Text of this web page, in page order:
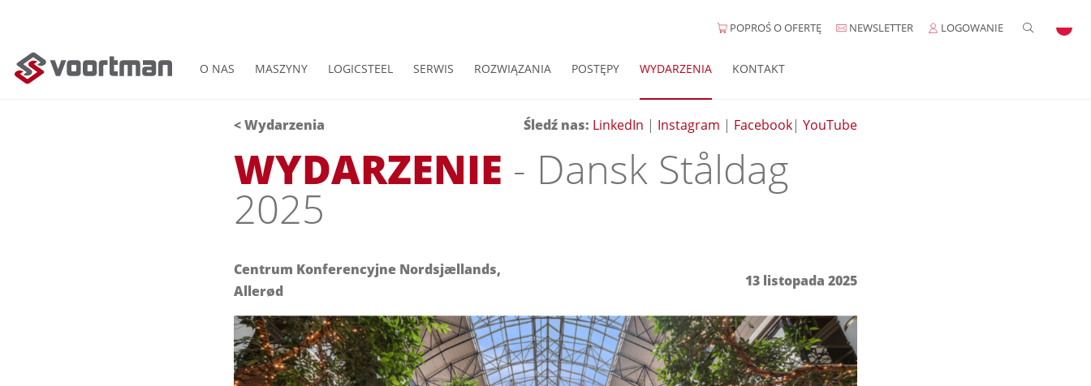
POPROŚ O OFERTĘ NEWSLETTER LOGOWANIE
O NAS MASZYNY LOGICSTEEL SERWIS ROZWIĄZANIA POSTĘPY WYDARZENIA KONTAKT
< Wydarzenia Śledź nas: LinkedIn | Instagram | Facebook| YouTube
WYDARZENIE - Dansk Ståldag
2025
Centrum Konferencyjne Nordsjællands,
Allerød
13 listopada 2025